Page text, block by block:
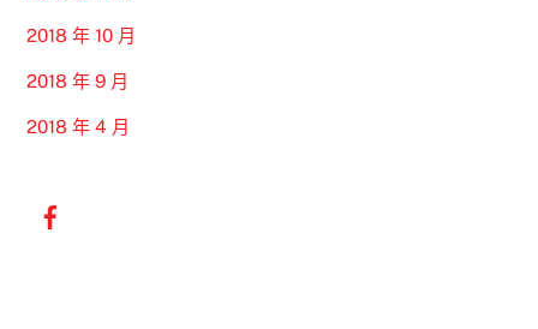
2018 年 10 月
2018 年 9 月
2018 年 4 月